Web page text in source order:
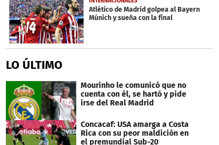
Atlético de Madrid golpea al Bayern
Múnich y sueña con la final
LO ÚLTIMO
Mourinho le comunicó que no
cuenta con él, se hartó y pide
irse del Real Madrid
Concacaf: USA amarga a Costa
Rica con su peor maldición en
el premundial Sub-20